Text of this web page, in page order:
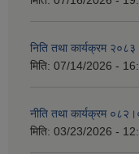
निति तथा कार्यक्रम
मिति: 07/14/2026 -
नीति तथा कार्यक्रम
मिति: 03/23/2026 -